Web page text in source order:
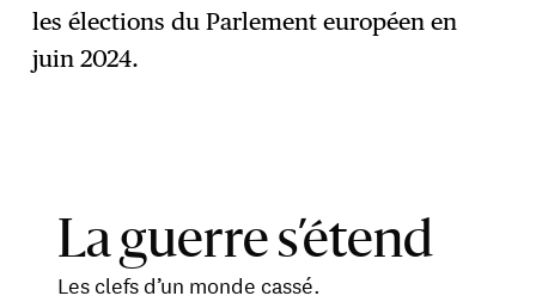
les élections du Parlement européen en
juin 2024.
La guerre s’étend
Les clefs d’un monde cassé.